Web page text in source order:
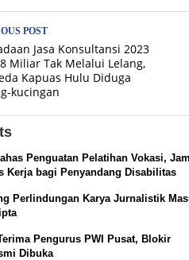
POST
Jasa Konsultansi 2023
Miliar Tak Melalui Lelang,
Kapuas Hulu Diduga
kucingan
Penguatan Pelatihan Vokasi,
Kerja bagi Penyandang Disabilitas
Perlindungan Karya Jurnalistik
Pengurus PWI Pusat, Blokir
Dibuka